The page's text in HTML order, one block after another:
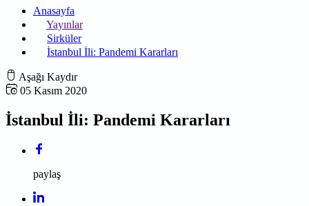
Anasayfa
Yayınlar
Sirküler
İstanbul İli: Pandemi Kararları
Aşağı Kaydır
05 Kasım 2020
İstanbul İli: Pandemi Kararları
paylaş